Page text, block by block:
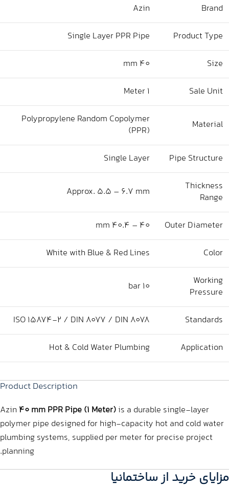
Brand
Azin
Product Type
Single Layer PPR Pipe
Size
40 mm
Sale Unit
1 Meter
Material
Polypropylene Random Copolymer
(PPR)
Pipe Structure
Single Layer
Thickness
Range
Approx. 5.5 – 6.7 mm
Outer Diameter
40 – 40.4 mm
Color
White with Blue & Red Lines
Working
Pressure
10 bar
Standards
ISO 15874-2 / DIN 8077 / DIN 8078
Application
Hot & Cold Water Plumbing
Product Description
Azin 40 mm PPR Pipe (1 Meter)is a durable single-layer
polymer pipe designed for high-capacity hot and cold water
plumbing systems, supplied per meter for precise project
planning.
مزایای خرید از ساختمانیا